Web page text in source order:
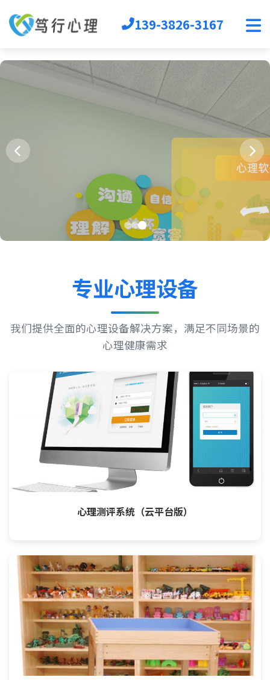
首页
心理软件
心理自助
VR心理
生涯规划
139-3826-3167
专业心理设备
我们提供全面的心理设备解决方案，满足不同场景的
心理健康需求
心理测评系统（云平台版）